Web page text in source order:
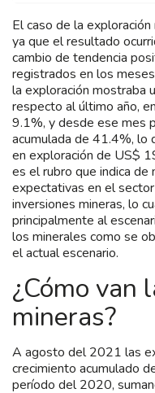
El caso de la
ya que el resultado
cambio de tendencia
registrados en los
la exploración mostraba
respecto al último año,
9.1%, y desde ese mes
acumulada de 41.4%, lo
en exploración de US$
es el rubro que indica de
expectativas en el
inversiones mineras, lo
principalmente al
los minerales como se
el actual escenario.
¿Cómo van
mineras?
A agosto del 2021 las
crecimiento acumulado
período del 2020,